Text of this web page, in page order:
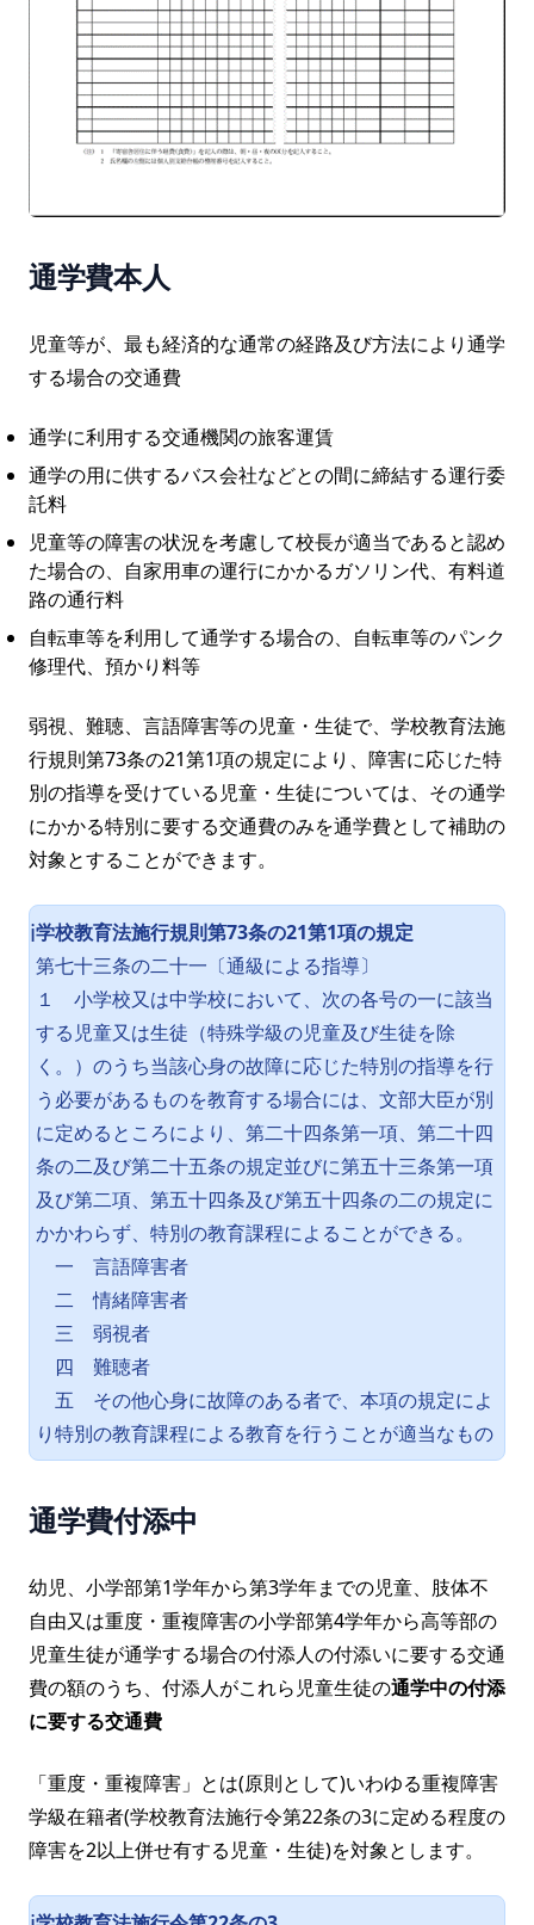
通学費本人
児童等が、最も経済的な通常の経路及び方法により通学
する場合の交通費
通学に利用する交通機関の旅客運賃
通学の用に供するバス会社などとの間に締結する運行委
託料
児童等の障害の状況を考慮して校長が適当であると認め
た場合の、自家用車の運行にかかるガソリン代、有料道
路の通行料
自転車等を利用して通学する場合の、自転車等のパンク
修理代、預かり料等
弱視、難聴、言語障害等の児童・生徒で、学校教育法施
行規則第73条の21第1項の規定により、障害に応じた特
別の指導を受けている児童・生徒については、その通学
にかかる特別に要する交通費のみを通学費として補助の
対象とすることができます。
ℹ️学校教育法施行規則第73条の21第1項の規定
第七十三条の二十一〔通級による指導〕
１ 小学校又は中学校において、次の各号の一に該当
する児童又は生徒（特殊学級の児童及び生徒を除
く。）のうち当該心身の故障に応じた特別の指導を行
う必要があるものを教育する場合には、文部大臣が別
に定めるところにより、第二十四条第一項、第二十四
条の二及び第二十五条の規定並びに第五十三条第一項
及び第二項、第五十四条及び第五十四条の二の規定に
かかわらず、特別の教育課程によることができる。
一 言語障害者
二 情緒障害者
三 弱視者
四 難聴者
五 その他心身に故障のある者で、本項の規定によ
り特別の教育課程による教育を行うことが適当なもの
通学費付添中
幼児、小学部第1学年から第3学年までの児童、肢体不
自由又は重度・重複障害の小学部第4学年から高等部の
児童生徒が通学する場合の付添人の付添いに要する交通
費の額のうち、付添人がこれら児童生徒の通学中の付添
に要する交通費
「重度・重複障害」とは(原則として)いわゆる重複障害
学級在籍者(学校教育法施行令第22条の3に定める程度の
障害を2以上併せ有する児童・生徒)を対象とします。